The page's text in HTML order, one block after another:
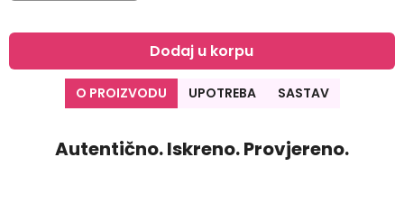
Dodaj u korpu
O PROIZVODU UPOTREBA SASTAV
Autentično. Iskreno. Provjereno.